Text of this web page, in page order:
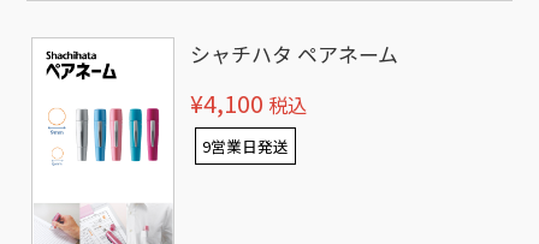
シャチハタ ペアネーム
¥4,100 税込
9営業日発送